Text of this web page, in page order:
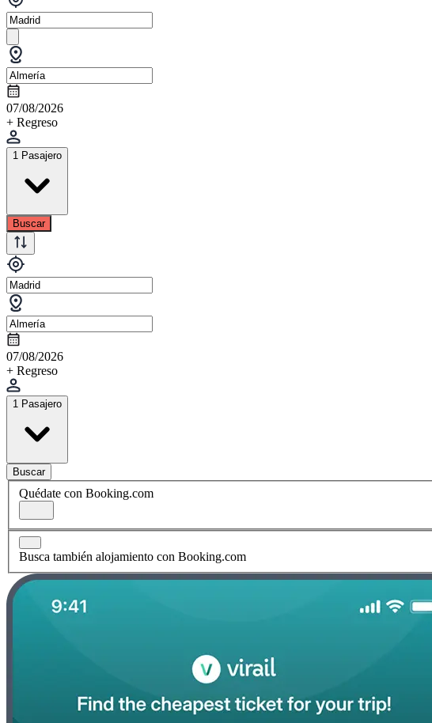
07/08/2026
+ Regreso
1 Pasajero
Buscar
07/08/2026
+ Regreso
1 Pasajero
Buscar
Quédate con Booking.com
Busca también alojamiento con Booking.com